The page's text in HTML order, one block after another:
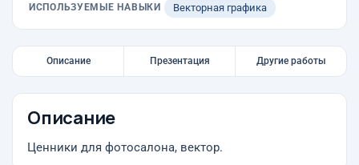
ИСПОЛЬЗУЕМЫЕ НАВЫКИ Векторная графика
Описание Презентация Другие работы
Описание
Ценники для фотосалона, вектор.